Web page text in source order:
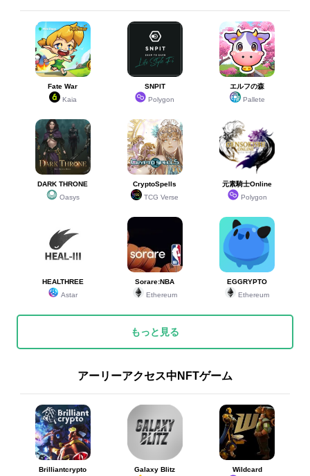
Fate War
Kaia
SNPIT
Polygon
エルフの森
Pallete
DARK THRONE
Oasys
CryptoSpells
TCG Verse
元素騎士Online
Polygon
HEALTHREE
Astar
Sorare:NBA
Ethereum
EGGRYPTO
Ethereum
もっと見る
アーリーアクセス中NFTゲーム
Brilliantcrypto
Galaxy Blitz
Wildcard